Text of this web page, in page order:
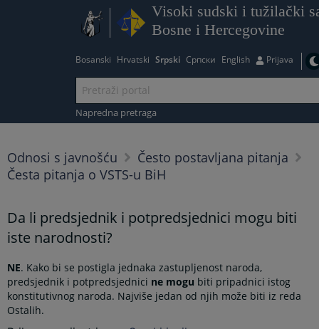
Visoki sudski i tužilački
Bosne i Hercegovine
Bosanski Hrvatski Srpski Српски English Prijava
Napredna pretraga
Odnosi s javnošću
Često postavljana pitanja
Česta pitanja o VSTS-u BiH
Da li predsjednik i potpredsjednici mogu biti
iste narodnosti?
NE. Kako bi se postigla jednaka zastupljenost naroda,
predsjednik i potpredsjednici ne mogu biti pripadnici istog
konstitutivnog naroda. Najviše jedan od njih može biti iz reda
Ostalih.